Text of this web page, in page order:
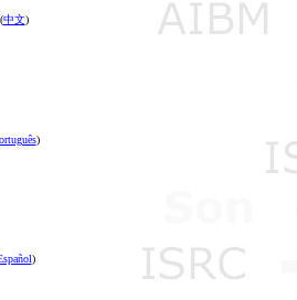
(中文)
)
)